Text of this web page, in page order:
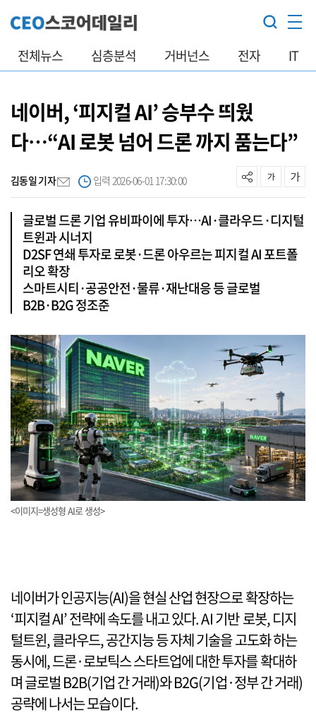
전체뉴스 심층분석 거버넌스 전자 IT
네이버, ‘피지컬 AI’ 승부수 띄웠
다…“AI 로봇 넘어 드론 까지 품는다”
김동일 기자 입력 2026-06-01 17:30:00
글로벌 드론 기업 유비파이에 투자…AI·클라우드·디지털
트윈과 시너지
D2SF 연쇄 투자로 로봇·드론 아우르는 피지컬 AI 포트폴
리오 확장
스마트시티·공공안전·물류·재난대응 등 글로벌
B2B·B2G 정조준
<이미지=생성형 AI로 생성>
네이버가 인공지능(AI)을 현실 산업 현장으로 확장하는
‘피지컬 AI’ 전략에 속도를 내고 있다. AI 기반 로봇, 디지
털트윈, 클라우드, 공간지능 등 자체 기술을 고도화 하는
동시에, 드론·로보틱스 스타트업에 대한 투자를 확대하
며 글로벌 B2B(기업 간 거래)와 B2G(기업·정부 간 거래)
공략에 나서는 모습이다.